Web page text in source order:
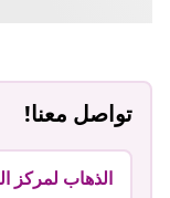
تواصل معنا!
الذهاب لمركز